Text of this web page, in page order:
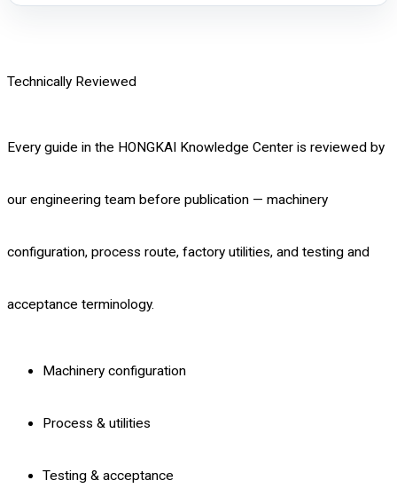
Technically Reviewed
Every guide in the HONGKAI Knowledge Center is reviewed by
our engineering team before publication — machinery
configuration, process route, factory utilities, and testing and
acceptance terminology.
Machinery configuration
Process & utilities
Testing & acceptance